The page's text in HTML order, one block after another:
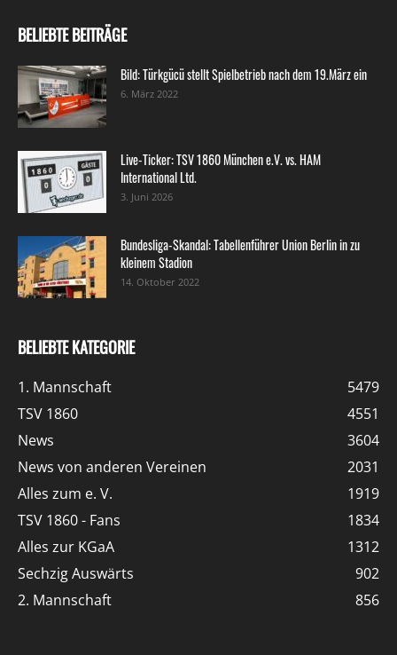
BELIEBTE BEITRÄGE
Bild: Türkgücü stellt Spielbetrieb nach dem 19.März ein
6. März 2022
Live-Ticker: TSV 1860 München e.V. vs. HAM
International Ltd.
3. Juni 2026
Bundesliga-Skandal: Tabellenführer Union Berlin in zu
kleinem Stadion
14. Oktober 2022
BELIEBTE KATEGORIE
1. Mannschaft
5479
TSV 1860
4551
News
3604
News von anderen Vereinen
2031
Alles zum e. V.
1919
TSV 1860 - Fans
1834
Alles zur KGaA
1312
Sechzig Auswärts
902
2. Mannschaft
856